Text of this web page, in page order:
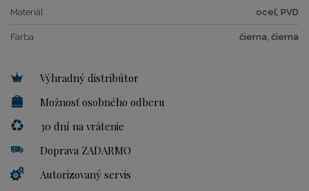
Materiál oceľ, PVD
Farba čierna, čierna
Výhradný distribútor
Možnosť osobného odberu
30 dní na vrátenie
Doprava ZADARMO
Autorizovaný servis